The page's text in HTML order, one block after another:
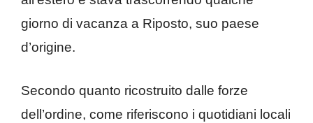
giorno di vacanza a Riposto, suo paese
d’origine.
Secondo quanto ricostruito dalle forze
dell’ordine, come riferiscono i quotidiani locali